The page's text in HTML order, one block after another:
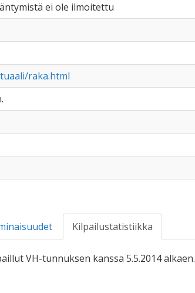
ei ole ilmoitettu
raka.html
Kilpailustatistiikka
VH-tunnuksen kanssa 5.5.2014 alkaen.